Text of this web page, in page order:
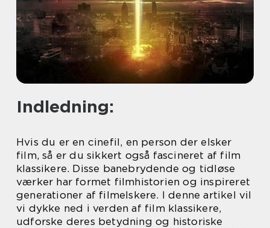
Indledning:
Hvis du er en cinefil, en person der elsker
film, så er du sikkert også fascineret af film
klassikere. Disse banebrydende og tidløse
værker har formet filmhistorien og inspireret
generationer af filmelskere. I denne artikel vil
vi dykke ned i verden af film klassikere,
udforske deres betydning og historiske